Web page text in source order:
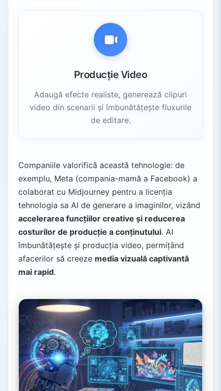
Producție Video
Adaugă efecte realiste, generează clipuri
video din scenarii și îmbunătățește fluxurile
de editare.
Companiile valorifică această tehnologie: de
exemplu, Meta (compania-mamă a Facebook) a
colaborat cu Midjourney pentru a licenția
tehnologia sa AI de generare a imaginilor, vizând
accelerarea funcțiilor creative și reducerea
costurilor de producție a conținutului. AI
îmbunătățește și producția video, permițând
afacerilor să creeze media vizuală captivantă
mai rapid.